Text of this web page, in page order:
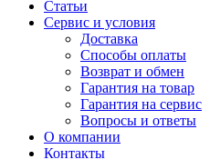
Статьи
Сервис и условия
Доставка
Способы оплаты
Возврат и обмен
Гарантия на товар
Гарантия на сервис
Вопросы и ответы
О компании
Контакты